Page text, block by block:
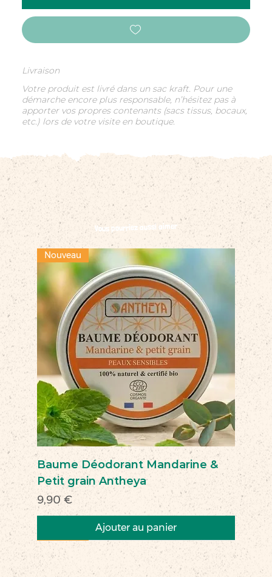
Livraison
Votre produit est livré dans un sac kraft. Pour une
démarche encore plus responsable, n’hésitez pas à
apporter vos propres contenants (sacs tissus, bocaux,
etc.) lors de votre visite en boutique.
Vous pourriez aussi aimer
Nouveau
Baume Déodorant Mandarine &
Petit grain Antheya
Prix
9,90 €
Ajouter au panier
Nouveau
Nouveau
Nouveau
Nouveau
Nouveau
Nouveau
Nouveau
Nouveauté
Nouveau
Nouveau
Commerce équitable
Nouveau